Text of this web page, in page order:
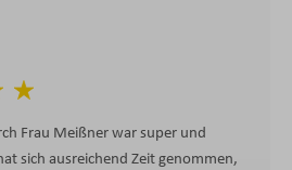
Die kompetente und freundliche